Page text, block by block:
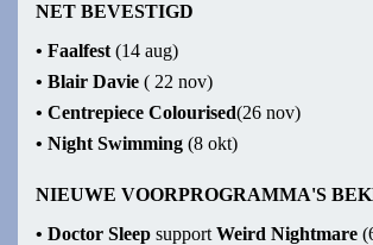
NET BEVESTIGD
• Faalfest (14 aug)
• Blair Davie ( 22 nov)
• Centrepiece Colourised(26 nov)
• Night Swimming (8 okt)
NIEUWE VOORPROGRAMMA'S
• Doctor Sleep support Weird Nightmare